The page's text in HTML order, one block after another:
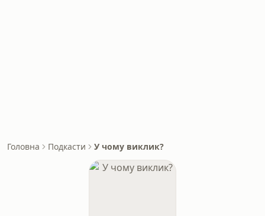
Головна Подкасти У чому виклик?